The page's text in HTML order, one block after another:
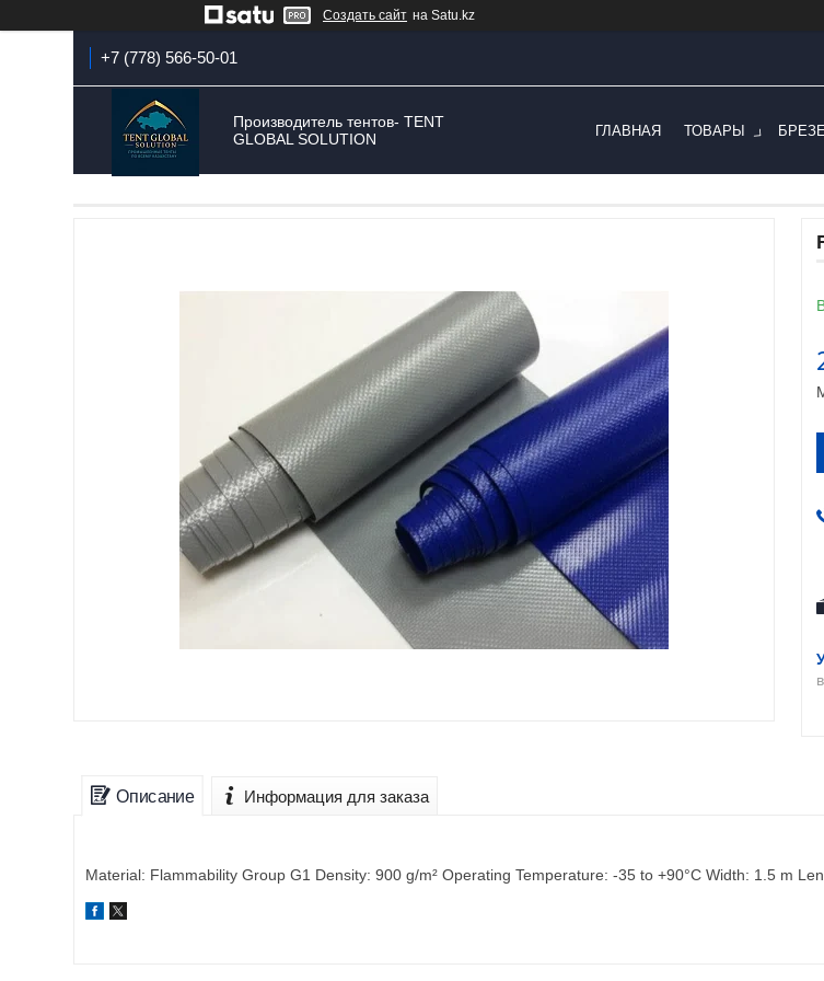
Создать сайт на Satu.kz
+7 (778) 566-50-01
Производитель тентов- TENT
GLOBAL SOLUTION
ГЛАВНАЯ ТОВАРЫ
Описание Информация для заказа
Material: Flammability Group G1 Density: 900 g/m² Operating Temperature: -35 to +90°C Width: 1.5 m